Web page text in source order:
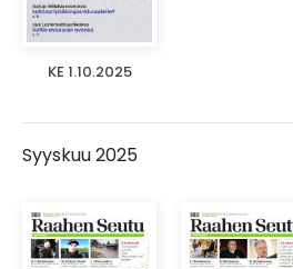
KE 1.10.2025
Syyskuu 2025